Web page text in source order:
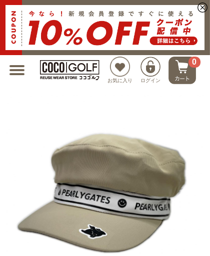
お気に入り ログイン
0
新規会員登録でクーポンプレゼント